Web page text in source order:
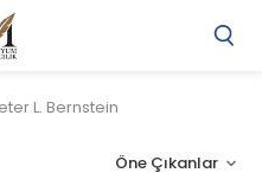
L. Bernstein